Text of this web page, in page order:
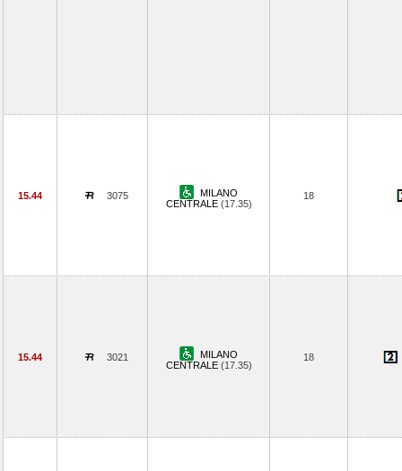
15.44 3075
MILANO
CENTRALE (17.35)
18
15.44 3021
MILANO
CENTRALE (17.35)
18